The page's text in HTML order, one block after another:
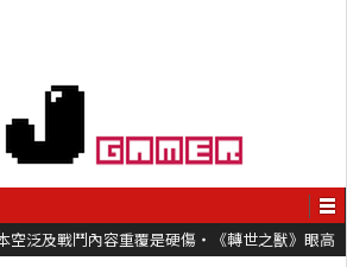
空泛及戰鬥內容重覆是硬傷・《轉世之獸》眼高